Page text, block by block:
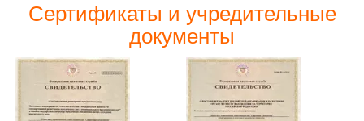
Сертификаты и учредительные
документы